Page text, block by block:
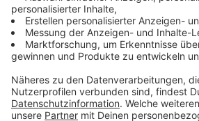
Anzeige
Mehr Infos zum Karrieretag
Das Antenne Düsseldorf Job- und
Ausbildungsportal